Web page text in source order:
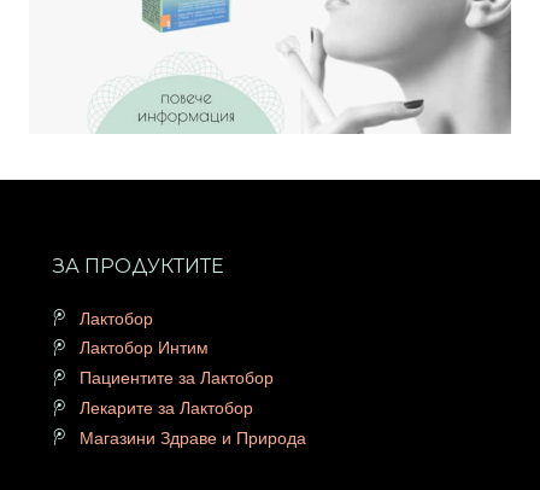
ЗА ПРОДУКТИТЕ
Лактобор
Лактобор Интим
Пациентите за Лактобор
Лекарите за Лактобор
Магазини Здраве и Природа